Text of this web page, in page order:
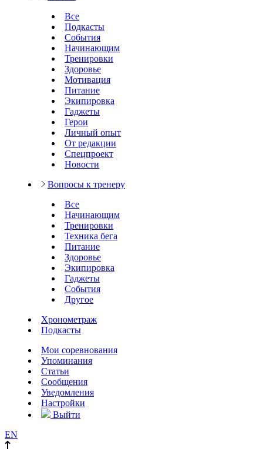
Все
Подкасты
События
Начинающим
Тренировки
Здоровье
Мотивация
Питание
Экипировка
Гаджеты
Герои
Личный опыт
От редакции
Спецпроект
Новости
Вопросы к тренеру
Все
Начинающим
Тренировки
Техника бега
Питание
Здоровье
Экипировка
Гаджеты
События
Другое
Хронометраж
Подкасты
Мои соревнования
Упоминания
Статьи
Сообщения
Уведомления
Настройки
Выйти
EN